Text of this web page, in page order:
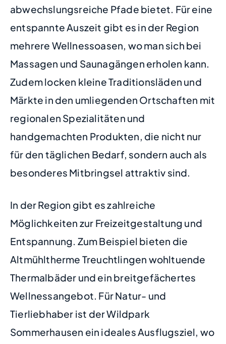
abwechslungsreiche Pfade bietet. Für eine
entspannte Auszeit gibt es in der Region
mehrere Wellnessoasen, wo man sich bei
Massagen und Saunagängen erholen kann.
Zudem locken kleine Traditionsläden und
Märkte in den umliegenden Ortschaften mit
regionalen Spezialitäten und
handgemachten Produkten, die nicht nur
für den täglichen Bedarf, sondern auch als
besonderes Mitbringsel attraktiv sind.
In der Region gibt es zahlreiche
Möglichkeiten zur Freizeitgestaltung und
Entspannung. Zum Beispiel bieten die
Altmühltherme Treuchtlingen wohltuende
Thermalbäder und ein breitgefächertes
Wellnessangebot. Für Natur- und
Tierliebhaber ist der Wildpark
Sommerhausen ein ideales Ausflugsziel, wo